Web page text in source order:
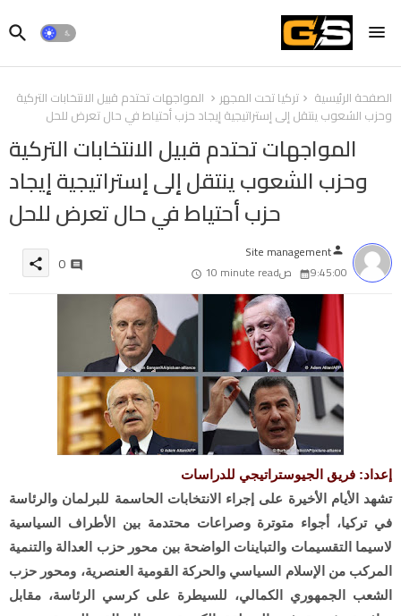
الصفحة الرئيسية تركيا تحت المجهر
المواجهات تحتدم قبيل الانتخابات التركية
وحزب الشعوب ينتقل إلى إستراتيجية إيجاد حزب أحتياط في حال تعرض للحل
المواجهات تحتدم قبيل الانتخابات التركية
وحزب الشعوب ينتقل إلى إستراتيجية إيجاد
حزب أحتياط في حال تعرض للحل
person
Site management
9:45:00 ص
10 minute read
0
share
إعداد: فريق الجيوستراتيجي للدراسات
تشهد الأيام الأخيرة على إجراء الانتخابات الحاسمة للبرلمان والرئاسة
في تركيا، أجواء متوترة وصراعات محتدمة بين الأطراف السياسية
لاسيما التقسيمات والتباينات الواضحة بين محور حزب العدالة والتنمية
المركب من الإسلام السياسي والحركة القومية العنصرية، ومحور حزب
الشعب الجمهوري الكمالي، للسيطرة على كرسي الرئاسة، مقابل